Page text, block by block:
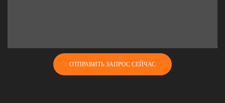
ОТПРАВИТЬ ЗАПРОС СЕЙЧАС